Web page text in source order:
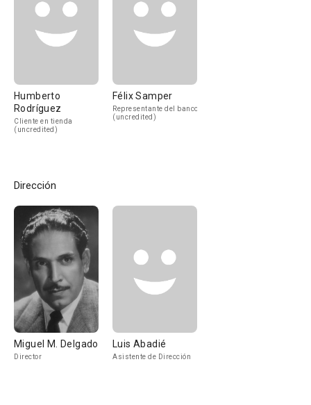
Humberto
Rodríguez
Cliente en tienda
(uncredited)
Félix Samper
Representante del banco
(uncredited)
Dirección
Miguel M. Delgado
Director
Luis Abadié
Asistente de Dirección